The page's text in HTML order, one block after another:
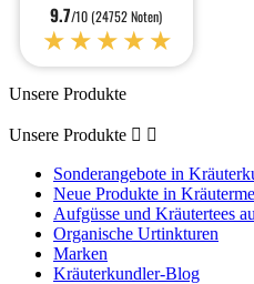
9.7/10 (24752 Noten)
★★★★★
Unsere Produkte
Unsere Produkte  
Sonderangebote in
Neue Produkte in
Aufgüsse und Kräutertees
Organische Urtinkturen
Marken
Kräuterkundler-Blog